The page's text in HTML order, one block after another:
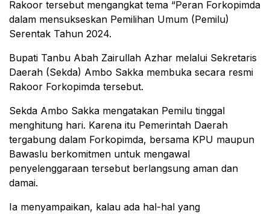
Rakoor tersebut mengangkat tema “Peran Forkopimda
dalam mensukseskan Pemilihan Umum (Pemilu)
Serentak Tahun 2024.
Bupati Tanbu Abah Zairullah Azhar melalui Sekretaris
Daerah (Sekda) Ambo Sakka membuka secara resmi
Rakoor Forkopimda tersebut.
Sekda Ambo Sakka mengatakan Pemilu tinggal
menghitung hari. Karena itu Pemerintah Daerah
tergabung dalam Forkopimda, bersama KPU maupun
Bawaslu berkomitmen untuk mengawal
penyelenggaraan tersebut berlangsung aman dan
damai.
Ia menyampaikan, kalau ada hal-hal yang